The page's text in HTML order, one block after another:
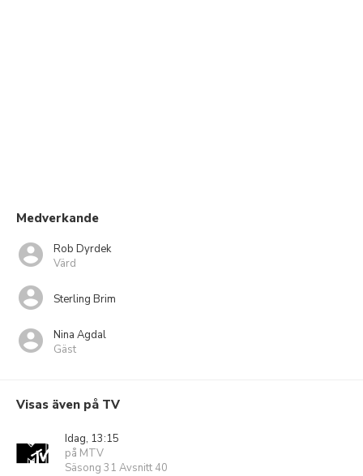
Medverkande
Rob Dyrdek
Värd
Sterling Brim
Nina Agdal
Gäst
Visas även på TV
Idag, 13:15
på MTV
Säsong 31 Avsnitt 40